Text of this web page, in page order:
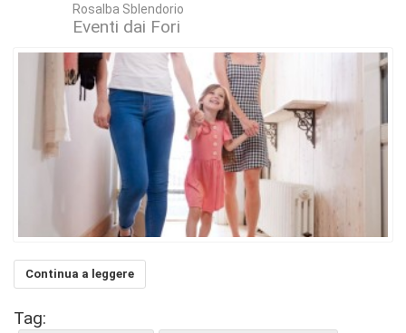
Rosalba Sblendorio
Eventi dai Fori
Continua a leggere
Tag: